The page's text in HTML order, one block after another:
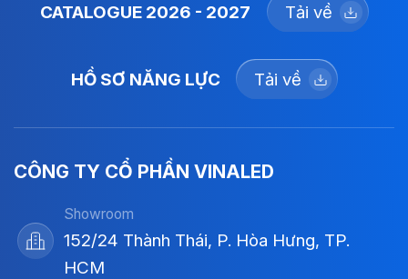
CATALOGUE 2026 - 2027 Tải về
HỒ SƠ NĂNG LỰC Tải về
CÔNG TY CỔ PHẦN VINALED
Showroom
152/24 Thành Thái, P. Hòa Hưng, TP.
HCM